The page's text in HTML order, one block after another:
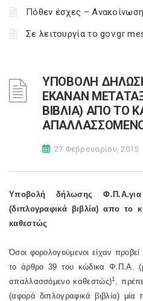
Πόθεν έσχες –
Σε λειτουργία το gov.gr
ΥΠΟΒΟΛΗ
ΕΚΑΝΑΝ
ΒΙΒΛΙΑ) ΑΠΟ ΤΟ
27 Φεβρουαρίου, 2015
Υποβολή δήλωσης
(διπλογραφικά βιβλία) απο το
καθεστώς
Όσοι φορολογούμενοι είχαν προβεί
το άρθρο 39 του κώδικα Φ.Π.Α.
απαλλασσόμενο καθεστώς)1 ,
(αφορά διπλογραφικά βιβλία) μία